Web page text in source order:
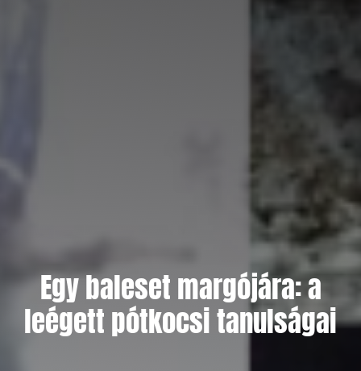
Egy baleset margójára: a
leégett pótkocsi tanulságai